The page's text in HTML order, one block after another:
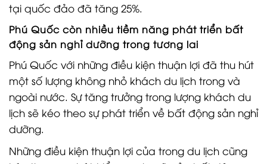
tại quốc đảo đã tăng 25%.
Phú Quốc còn nhiều tiềm năng phát triển bất
động sản nghỉ dưỡng trong tương lai
Phú Quốc với những điều kiện thuận lợi đã thu hút
một số lượng không nhỏ khách du lịch trong và
ngoài nước. Sự tăng trưởng trong lượng khách du
lịch sẽ kéo theo sự phát triển về bất động sản nghỉ
dưỡng.
Những điều kiện thuận lợi của trong du lịch cũng